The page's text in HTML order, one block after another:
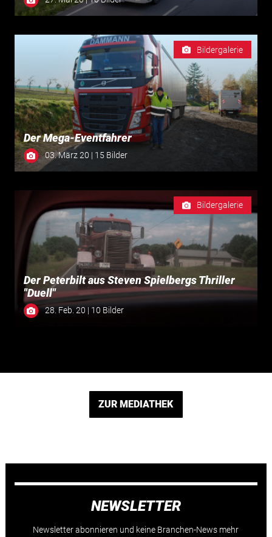
Bildergalerie
Der Mega-Eventfahrer
03. März 20 | 15 Bilder
Bildergalerie
Der Peterbilt aus Steven Spielbergs Thriller
"Duell"
28. Feb. 20 | 10 Bilder
ZUR MEDIATHEK
NEWSLETTER
Newsletter abonnieren und keine Branchen-News mehr